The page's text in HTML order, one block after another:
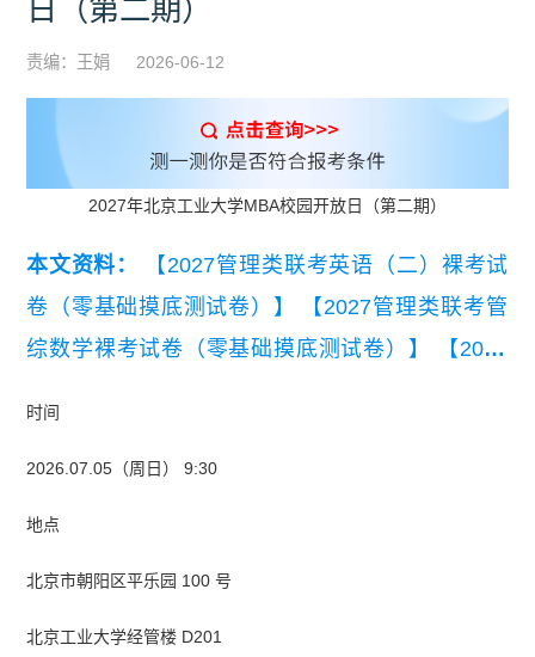
日（第二期）
责编：王娟 2026-06-12
2027年北京工业大学MBA校园开放日（第二期）
本文资料：
【2027管理类联考英语（二）裸考试
卷（零基础摸底测试卷）】
【2027管理类联考管
综数学裸考试卷（零基础摸底测试卷）】
【2027
底测试卷）】 【2027MBA管综数学裸考试卷（零
基础摸底测试卷）】
时间
2026.07.05（周日） 9:30
地点
北京市朝阳区平乐园 100 号
北京工业大学经管楼 D201